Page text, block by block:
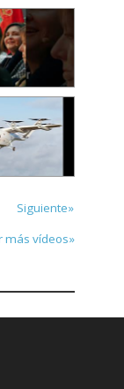
Siguiente»
más vídeos»